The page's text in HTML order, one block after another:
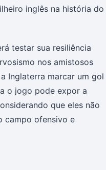
inglês na história do
testar sua resiliência
nos amistosos
Inglaterra marcar um gol
o jogo pode expor a
que eles não
campo ofensivo e